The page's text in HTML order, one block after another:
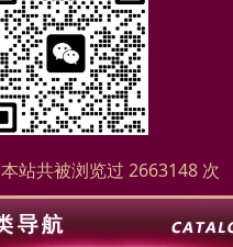
本站共被浏览过 2663148 次